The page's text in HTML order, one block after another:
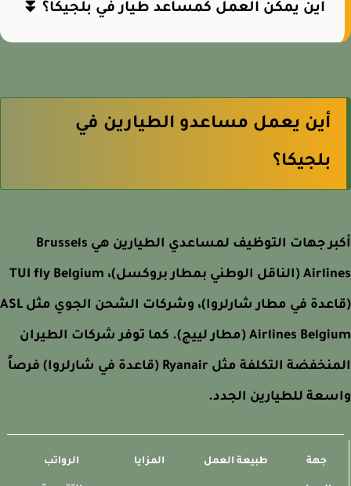
أين يمكن العمل كمساعد طيار في بلجيكا؟ ⏬
أين يعمل مساعدو الطيارين في
بلجيكا؟
أكبر جهات التوظيف لمساعدي الطيارين هي Brussels
Airlines (الناقل الوطني بمطار بروكسل)، TUI fly Belgium
(قاعدة في مطار شارلروا)، وشركات الشحن الجوي مثل ASL
Airlines Belgium (مطار لييج). كما توفر شركات الطيران
المنخفضة التكلفة مثل Ryanair (قاعدة في شارلروا) فرصاً
للطيارين الجدد.
جهة طبيعة العمل المزايا الرواتب